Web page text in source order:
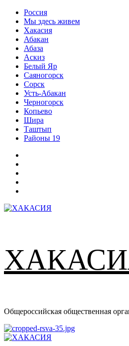
Перейти
содержимому
Россия
Мы здесь живем
Хакасия
Абакан
Абаза
Аскиз
Белый Яр
Саяногорск
Сорск
Усть-Абакан
Черногорск
Копьево
Шира
Таштып
Районы 19
Общероссийская общественная
Основное